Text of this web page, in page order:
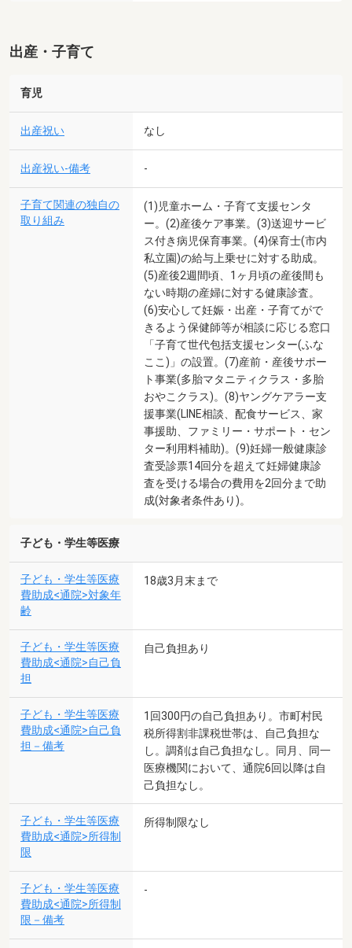
出産・子育て
育児
出産祝い なし
出産祝い-備考 -
子育て関連の独自の
取り組み
(1)児童ホーム・子育て支援センタ
ー。(2)産後ケア事業。(3)送迎サービ
ス付き病児保育事業。(4)保育士(市内
私立園)の給与上乗せに対する助成。
(5)産後2週間頃、1ヶ月頃の産後間も
ない時期の産婦に対する健康診査。
(6)安心して妊娠・出産・子育てがで
きるよう保健師等が相談に応じる窓口
「子育て世代包括支援センター(ふな
ここ)」の設置。(7)産前・産後サポー
ト事業(多胎マタニティクラス・多胎
おやこクラス)。(8)ヤングケアラー支
援事業(LINE相談、配食サービス、家
事援助、ファミリー・サポート・セン
ター利用料補助)。(9)妊婦一般健康診
査受診票14回分を超えて妊婦健康診
査を受ける場合の費用を2回分まで助
成(対象者条件あり)。
子ども・学生等医療
子ども・学生等医療
費助成<通院>対象年
齢
18歳3月末まで
子ども・学生等医療
費助成<通院>自己負
担
自己負担あり
子ども・学生等医療
費助成<通院>自己負
担－備考
1回300円の自己負担あり。市町村民
税所得割非課税世帯は、自己負担な
し。調剤は自己負担なし。同月、同一
医療機関において、通院6回以降は自
己負担なし。
子ども・学生等医療
費助成<通院>所得制
限
所得制限なし
子ども・学生等医療
費助成<通院>所得制
限－備考
-